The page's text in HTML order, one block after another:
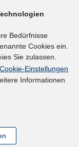
Bedürfnisse
Cookies ein.
Sie zulassen.
Cookie-Einstellungen
Informationen